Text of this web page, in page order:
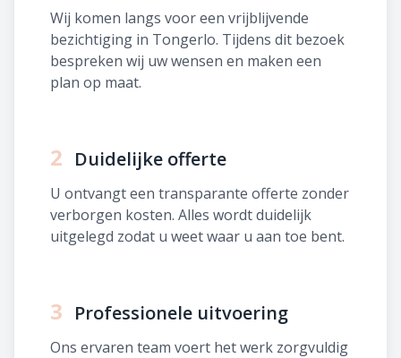
Wij komen langs voor een vrijblijvende
bezichtiging in Tongerlo. Tijdens dit bezoek
bespreken wij uw wensen en maken een
plan op maat.
2 Duidelijke offerte
U ontvangt een transparante offerte zonder
verborgen kosten. Alles wordt duidelijk
uitgelegd zodat u weet waar u aan toe bent.
3 Professionele uitvoering
Ons ervaren team voert het werk zorgvuldig